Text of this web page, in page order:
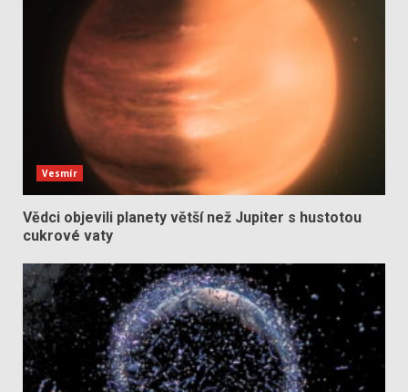
Vesmír
Vědci objevili planety větší než Jupiter s hustotou
cukrové vaty